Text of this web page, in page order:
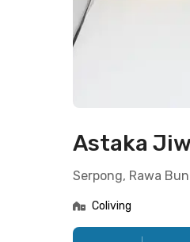
Astaka
Serpong, Rawa
Coliving